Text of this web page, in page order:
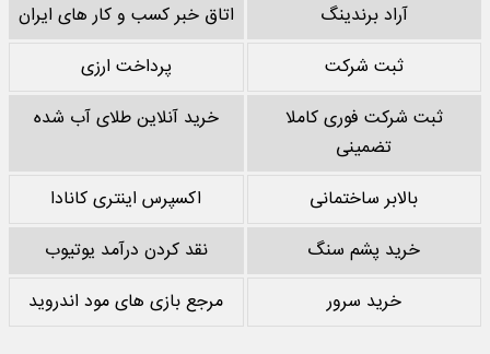
آراد برندینگ
اتاق خبر کسب و کار های ایران
ثبت شرکت
پرداخت ارزی
ثبت شرکت فوری کاملا
تضمینی
خرید آنلاین طلای آب شده
بالابر ساختمانی
اکسپرس اینتری کانادا
خرید پشم سنگ
نقد کردن درآمد یوتیوب
خرید سرور
مرجع بازی های مود اندروید